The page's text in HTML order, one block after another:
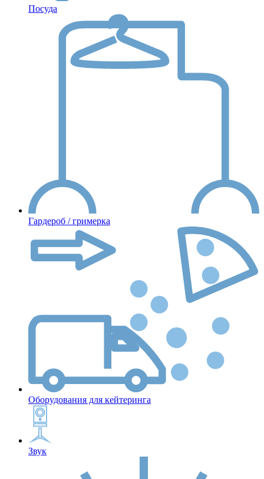
Посуда
Гардероб / гримерка
Оборудования для кейтеринга
Звук